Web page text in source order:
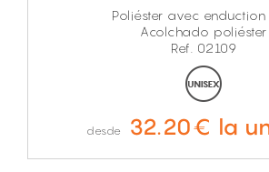
Poliéster avec enduction
Acolchado poliéster
Ref. 02109
desde 32.20€ la